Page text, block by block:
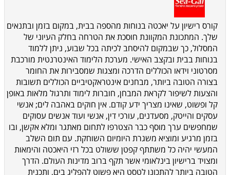
קורס רישיון על יאכטה בנוחות מהספה בבית, במקום בזמן ובתנאים
שלך. המתכונת המקוונת חוסכת את הטרחה בחלק העיוני של
המסלול, כך שבמקום להיסחב לכיתה בכל שבוע, ניתן ללמוד
בנוחות בבית ובקצב האישי. מערכת הלימוד האינטרנטית מורכבת
מסרטוני וידאו הכוללים הדרכה ומצגות שמסבירות את החומר
בצורה הטובה ביותר, מבחנים אינטראקטיביים הכוללים תשובות
והצעות לשיפור לקראת המבחן, חוברות לימוד ותרגול מלאות באופן
קל ופשוט, שאינו מצריך ידע קודם. אין חוקים באהבה לים; אנשי
עסקים והייטק, מסעדנים, עורכי דין, אנשי ועוד אנשים עסוקים
שמחפשים ערך מוסף כבר הצטרפו לתחום מאתגר ומלא אקשן, ובו
בזמן מרגיע ומוציא משגרת היומיום השוחקת. עם תום השלב
המעשי יהיה כל משתתף קפטן ששולט בכל רזי היאכטה והימאות
ומצויד ברישיון בינלאומי אשר תקף ברוב מדינות העולם. הדרך
הטובה ביותר להתכונן לטסט היא פשוט להפליג בים, ותכנית